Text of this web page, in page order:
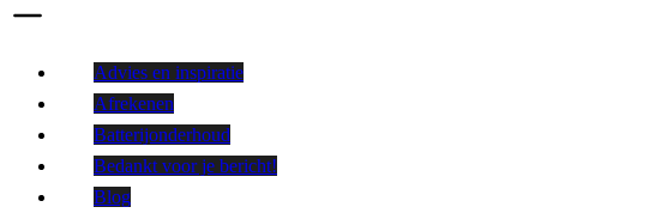
Advies en inspiratie
Afrekenen
Batterijonderhoud
Bedankt voor je bericht!
Blog